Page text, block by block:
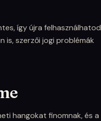
így újra felhasználhatod
is, szerzői jogi problémák
hangokat finomnak, és a